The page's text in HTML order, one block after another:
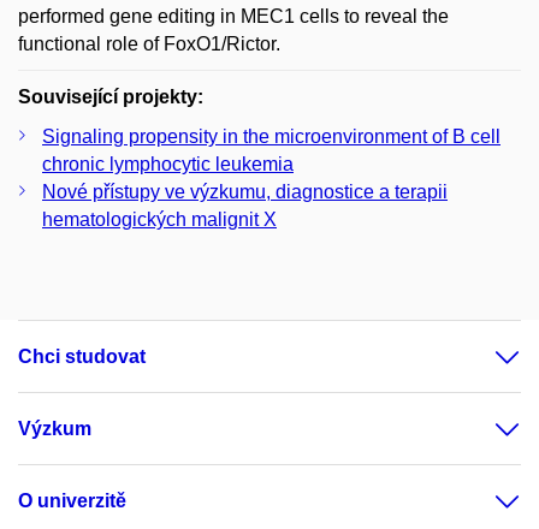
performed gene editing in MEC1 cells to reveal the
functional role of FoxO1/Rictor.
Související projekty:
Signaling propensity in the microenvironment of B cell
chronic lymphocytic leukemia
Nové přístupy ve výzkumu, diagnostice a terapii
hematologických malignit X
Chci studovat
Výzkum
O univerzitě